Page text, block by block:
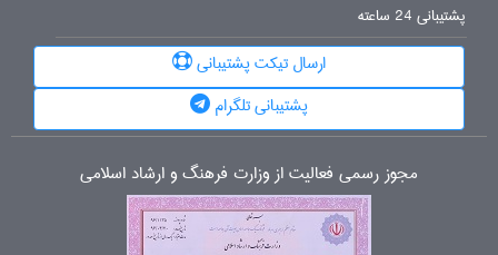
پشتیبانی 24 ساعته
ارسال تیکت پشتیبانی
پشتیبانی تلگرام
مجوز رسمی فعالیت از وزارت فرهنگ و ارشاد اسلامی